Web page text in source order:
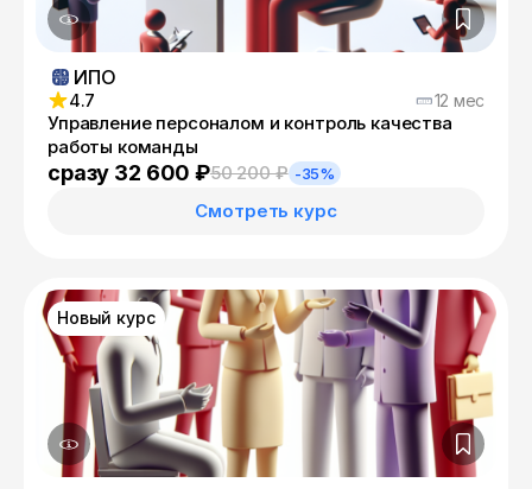
ИПО
4.7 12 мес
Управление персоналом и контроль качества
работы команды
сразу 32 600 ₽50 200 ₽ -35%
Смотреть курс
Новый курс